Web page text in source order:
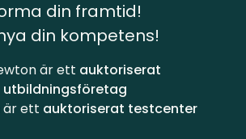
din framtid!
din kompetens!
är ett auktoriserat
utbildningsföretag
är ett auktoriserat testcenter